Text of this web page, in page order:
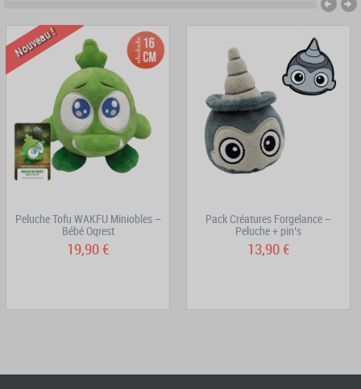
Nouveau !
Peluche Tofu WAKFU Miniobles –
Bébé Ogrest
19,90 €
Pack Créatures Forgelance –
Peluche + pin’s
13,90 €